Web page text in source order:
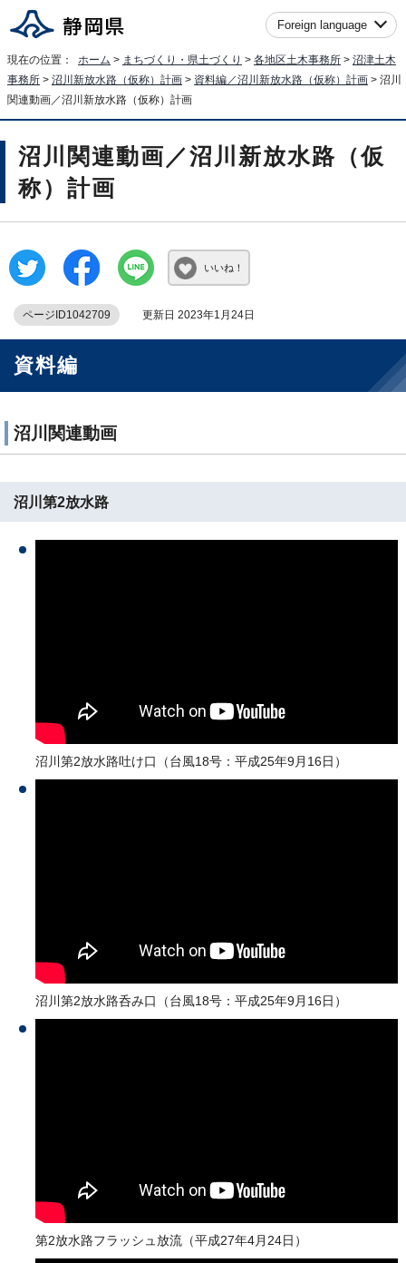
Foreign language
現在の位置： ホーム > まちづくり・県土づくり > 各地区土木事務所 > 沼津土木
事務所 > 沼川新放水路（仮称）計画 > 資料編／沼川新放水路（仮称）計画 > 沼川
関連動画／沼川新放水路（仮称）計画
沼川関連動画／沼川新放水路（仮
称）計画
いいね！
ページID1042709 更新日 2023年1月24日
資料編
沼川関連動画
沼川第2放水路
沼川第2放水路吐け口（台風18号：平成25年9月16日）
沼川第2放水路呑み口（台風18号：平成25年9月16日）
第2放水路フラッシュ放流（平成27年4月24日）